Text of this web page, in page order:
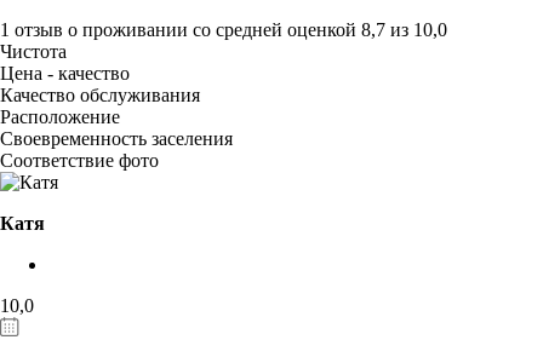
1 отзыв о проживании со средней оценкой 8,7 из 10,0
Чистота
Цена - качество
Качество обслуживания
Расположение
Своевременность заселения
Соответствие фото
Катя
10,0